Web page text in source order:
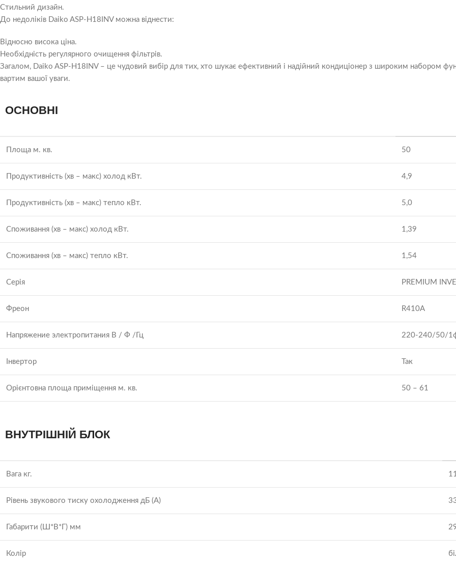
Стильний дизайн.
До недоліків Daiko ASP-H18INV можна віднести:
Відносно висока ціна.
Необхідність регулярного очищення фільтрів.
Загалом, Daiko ASP-H18INV – це чудовий вибір для тих, хто шукає ефективний і надійний кондиціонер з широким набором
вартим вашої уваги.
ОСНОВНІ
Площа м. кв. 50
Продуктивність (хв – макс) холод кВт. 4,9
Продуктивність (хв – макс) тепло кВт. 5,0
Споживання (хв – макс) холод кВт. 1,39
Споживання (хв – макс) тепло кВт. 1,54
Серія PREMIUM
Фреон R410A
Напряжение электропитания В / Ф /Гц 220-240/50/
Інвертор Так
Орієнтовна площа приміщення м. кв. 50 – 61
ВНУТРІШНІЙ БЛОК
Вага кг.
Рівень звукового тиску охолодження дБ (А)
Габарити (Ш*В*Г) мм
Колір